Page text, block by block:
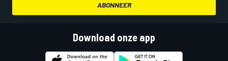
ABONNEER
Download onze app